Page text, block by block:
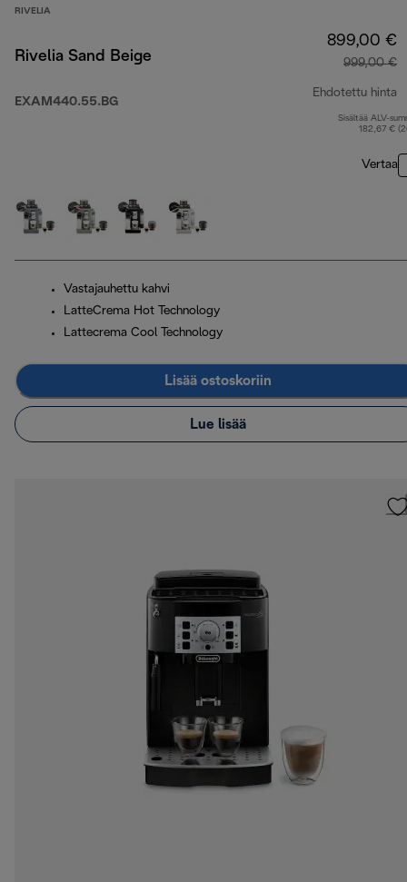
RIVELIA
Rivelia Sand Beige
EXAM440.55.BG
899,00 €
999,00 €
Ehdotettu hinta
Sisältää ALV-
182,67 €
Vertaa
Vastajauhettu kahvi
LatteCrema Hot Technology
Lattecrema Cool Technology
Lisää ostoskoriin
Lue lisää